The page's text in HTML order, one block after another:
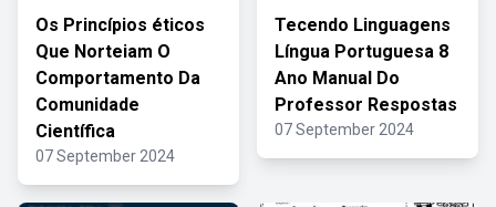
Os Princípios éticos
Que Norteiam O
Comportamento Da
Comunidade
Científica
07 September 2024
Tecendo Linguagens
Língua Portuguesa 8
Ano Manual Do
Professor Respostas
07 September 2024